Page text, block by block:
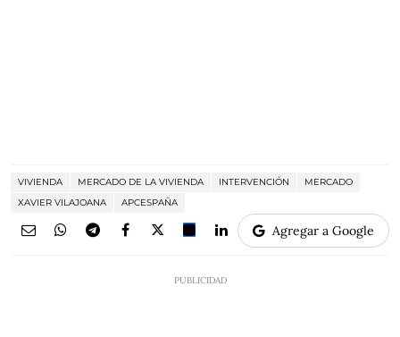
VIVIENDA MERCADO DE LA VIVIENDA INTERVENCIÓN
MERCADO
XAVIER VILAJOANA
APCESPAÑA
Agregar a Google